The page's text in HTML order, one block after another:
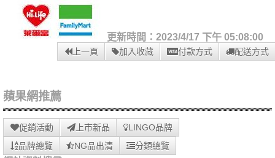
更新時間：2023/4/17 下午 05:08:00
上一頁 加入收藏 付款方式 配送方式
蘋果網推薦
促銷活動 上市新品
LINGO品牌
品牌總覽
NG品出清 分類總覽